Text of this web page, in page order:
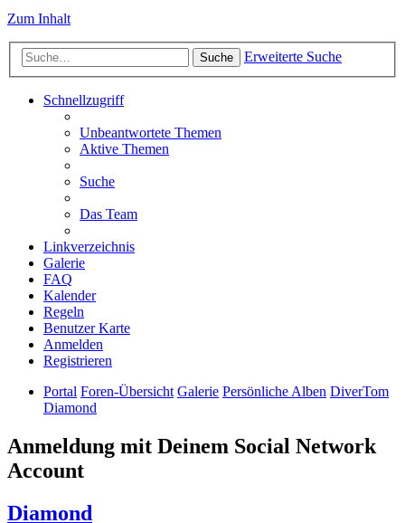
Zum Inhalt
Suche Erweiterte Suche
Schnellzugriff
Unbeantwortete Themen
Aktive Themen
Suche
Das Team
Linkverzeichnis
Galerie
FAQ
Kalender
Regeln
Benutzer Karte
Anmelden
Registrieren
Portal Foren-Übersicht Galerie Persönliche Alben DiverTom
Diamond
Anmeldung mit Deinem Social Network
Account
Diamond